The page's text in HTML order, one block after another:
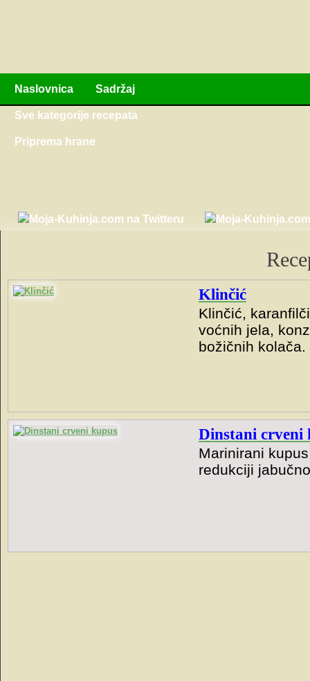
Naslovnica Sadržaj
Sve kategorije recepata
Priprema hrane
Klinčić
Klinčić,
voćnih jela,
božičnih kolača.
Dinstani crveni
Marinirani
redukciji